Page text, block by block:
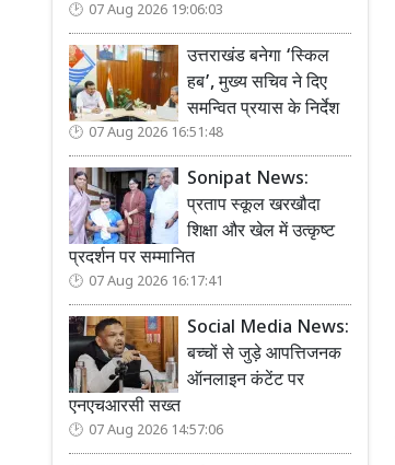
07 Aug 2026 19:06:03
उत्तराखंड बनेगा ‘स्किल
हब’, मुख्य सचिव ने दिए
समन्वित प्रयास के निर्देश
07 Aug 2026 16:51:48
Sonipat News:
प्रताप स्कूल खरखौदा
शिक्षा और खेल में उत्कृष्ट
प्रदर्शन पर सम्मानित
07 Aug 2026 16:17:41
Social Media News:
बच्चों से जुड़े आपत्तिजनक
ऑनलाइन कंटेंट पर
एनएचआरसी सख्त
07 Aug 2026 14:57:06